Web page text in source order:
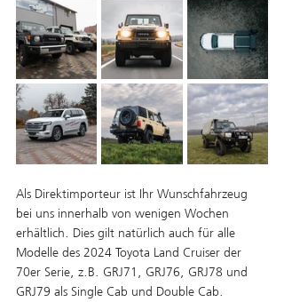
Als Direktimporteur ist Ihr Wunschfahrzeug
bei uns innerhalb von wenigen Wochen
erhältlich. Dies gilt natürlich auch für alle
Modelle des 2024 Toyota Land Cruiser der
70er Serie, z.B. GRJ71, GRJ76, GRJ78 und
GRJ79 als Single Cab und Double Cab.